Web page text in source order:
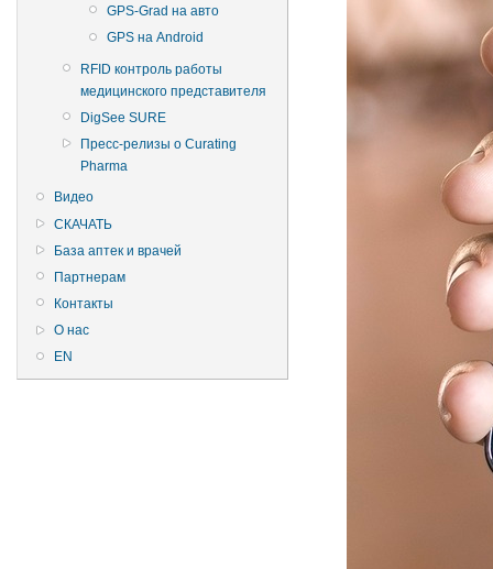
GPS-Grad на авто
GPS на Android
RFID контроль работы
медицинского представителя
DigSee SURE
Пресс-релизы о Curating
Pharma
Видео
СКАЧАТЬ
База аптек и врачей
Партнерам
Контакты
О нас
EN